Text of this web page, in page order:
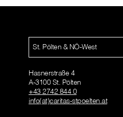
St. Pölten & NÖ-West
Hasnerstraße 4
A-3100 St. Pölten
+43 2742 844 0
info(at)caritas-stpoelten.at